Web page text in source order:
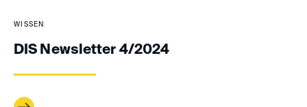
WISSEN
DIS Newsletter 4/2024